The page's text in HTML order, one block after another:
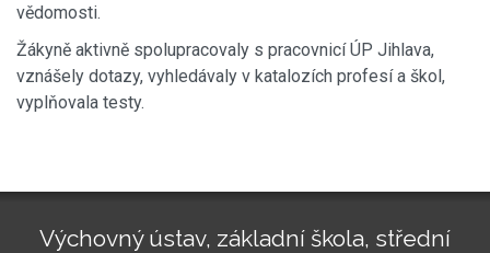
vědomosti.
Žákyně aktivně spolupracovaly s pracovnicí ÚP Jihlava,
vznášely dotazy, vyhledávaly v katalozích profesí a škol,
vyplňovala testy.
Výchovný ústav, základní škola, střední